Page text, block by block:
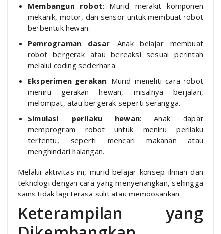
Membangun robot: Murid merakit komponen
mekanik, motor, dan sensor untuk membuat robot
berbentuk hewan.
Pemrograman dasar: Anak belajar membuat
robot bergerak atau bereaksi sesuai perintah
melalui coding sederhana.
Eksperimen gerakan: Murid meneliti cara robot
meniru gerakan hewan, misalnya berjalan,
melompat, atau bergerak seperti serangga.
Simulasi perilaku hewan: Anak dapat
memprogram robot untuk meniru perilaku
tertentu, seperti mencari makanan atau
menghindari halangan.
Melalui aktivitas ini, murid belajar konsep ilmiah dan
teknologi dengan cara yang menyenangkan, sehingga
sains tidak lagi terasa sulit atau membosankan.
Keterampilan yang